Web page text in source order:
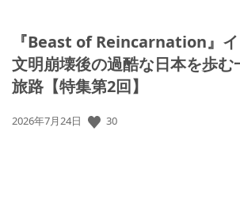
『Beast of Reincarnation』イ
文明崩壊後の過酷な日本を歩む
旅路【特集第2回】
公
2026年7月24日 30